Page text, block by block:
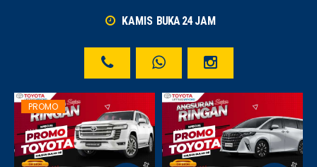
KAMIS BUKA 24JAM
PROMO